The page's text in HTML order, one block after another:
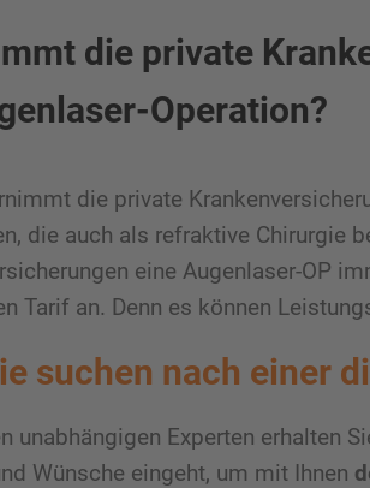
die private
Operation?
die private
die auch als refraktive Chirurgie
eine Augenlaser-OP
Tarif an. Denn es können
suchen nach einer
unabhängigen Experten erhalten
Wünsche eingeht, um mit Ihnen